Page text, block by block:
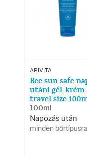
APIVITA
Bee sun safe
utáni gél-krém
travel size
100ml
Napozás után
minden bőrtípusra
AZ ÖSSZES